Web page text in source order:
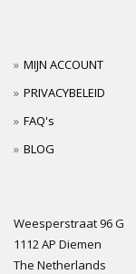
MIJN ACCOUNT
PRIVACYBELEID
FAQ's
BLOG
Weesperstraat 96 G
1112 AP Diemen
The Netherlands